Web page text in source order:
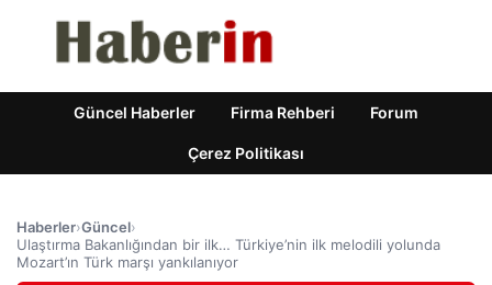
Güncel Haberler Firma Rehberi Forum
Çerez Politikası
Haberler›Güncel›
Ulaştırma Bakanlığından bir ilk… Türkiye’nin ilk melodili yolunda
Mozart’ın Türk marşı yankılanıyor